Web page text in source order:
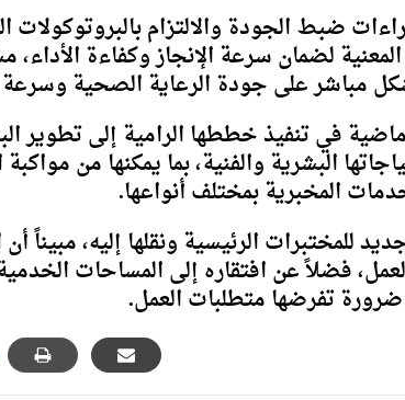
ضبط الجودة والالتزام بالبروتوكولات
لضمان سرعة الإنجاز وكفاءة
مباشر على جودة الرعاية الصحية وسرعة
في تنفيذ خططها الرامية إلى تطوير
البشرية والفنية، بما يمكنها من
المخبرية بمختلف أنواعها.
للمختبرات الرئيسية ونقلها إليه، مبيناً
فضلاً عن افتقاره إلى المساحات
تفرضها متطلبات العمل.